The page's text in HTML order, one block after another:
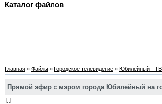
Каталог файлов
Главная » Файлы » Городское телевидение » Юбилейный - ТВ
Прямой эфир с мэром города Юбилейный на
[ ]